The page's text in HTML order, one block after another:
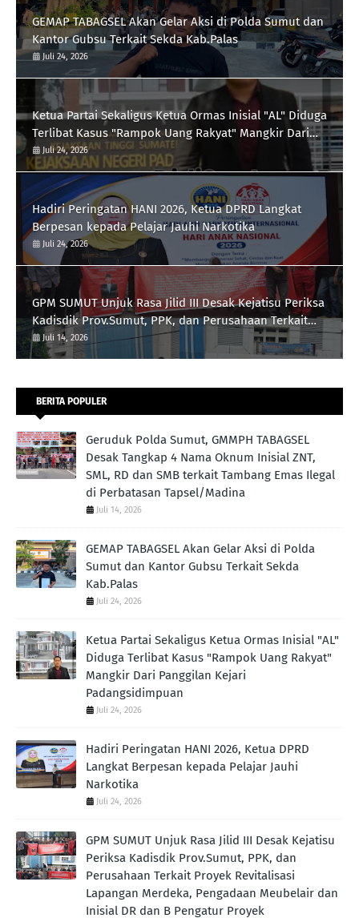
GEMAP TABAGSEL Akan Gelar Aksi di Polda Sumut dan
Kantor Gubsu Terkait Sekda Kab.Palas
Juli 24, 2026
Ketua Partai Sekaligus Ketua Ormas Inisial "AL" Diduga
Terlibat Kasus "Rampok Uang Rakyat" Mangkir Dari
Panggilan Kejari Padangsidimpuan
Juli 24, 2026
Hadiri Peringatan HANI 2026, Ketua DPRD Langkat
Berpesan kepada Pelajar Jauhi Narkotika
Juli 24, 2026
GPM SUMUT Unjuk Rasa Jilid III Desak Kejatisu Periksa
Kadisdik Prov.Sumut, PPK, dan Perusahaan Terkait
Proyek Revitalisasi Lapangan Merdeka, Pengadaan
Meubelair dan Inisial DR dan B Pengatur Proyek
Juli 14, 2026
BERITA POPULER
Geruduk Polda Sumut, GMMPH TABAGSEL
Desak Tangkap 4 Nama Oknum Inisial ZNT,
SML, RD dan SMB terkait Tambang Emas Ilegal
di Perbatasan Tapsel/Madina
Juli 14, 2026
GEMAP TABAGSEL Akan Gelar Aksi di Polda
Sumut dan Kantor Gubsu Terkait Sekda
Kab.Palas
Juli 24, 2026
Ketua Partai Sekaligus Ketua Ormas Inisial "AL"
Diduga Terlibat Kasus "Rampok Uang Rakyat"
Mangkir Dari Panggilan Kejari
Padangsidimpuan
Juli 24, 2026
Hadiri Peringatan HANI 2026, Ketua DPRD
Langkat Berpesan kepada Pelajar Jauhi
Narkotika
Juli 24, 2026
GPM SUMUT Unjuk Rasa Jilid III Desak Kejatisu
Periksa Kadisdik Prov.Sumut, PPK, dan
Perusahaan Terkait Proyek Revitalisasi
Lapangan Merdeka, Pengadaan Meubelair dan
Inisial DR dan B Pengatur Proyek